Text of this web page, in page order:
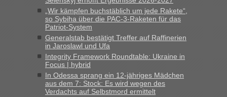
Früh. Mit sehr sehr wenig Verkehr, super bis zur Grenze. Nur
8 PKW vor der Schranke....“
Berichte und Reisetipps • Re: An welchem
Grenzübergang zwischen Polen und der Ukraine geht es am
schnellsten?
„Gestern 6 Stunden warten vor der Grenze Richtung Polen
in Krakowez mit dem Kleinbus. Abfertigung ging dann
schnell da auch Passagiere mit EU-Pass dabei waren“
„Wir kämpfen buchstäblich um jede Rakete“,
so Sybiha über die PAC-3-Raketen für das
Patriot-System
Generalstab bestätigt Treffer auf Raffinerien
in Jaroslawl und Ufa
Integrity Framework Roundtable: Ukraine in
Focus | hybrid
In Odessa sprang ein 12-jähriges Mädchen
aus dem 7: Stock: Es wird wegen des
Verdachts auf Selbstmord ermittelt